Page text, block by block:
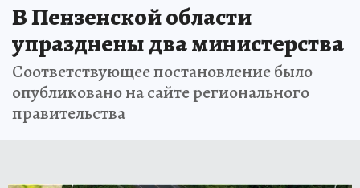
В Пензенской области
упразднены два министерства
Соответствующее постановление было
опубликовано на сайте регионального
правительства